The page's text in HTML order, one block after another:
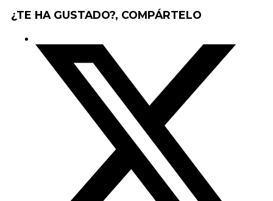
¿TE HA GUSTADO?, COMPÁRTELO